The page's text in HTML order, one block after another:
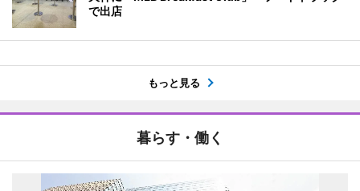
で出店
もっと見る
暮らす・働く